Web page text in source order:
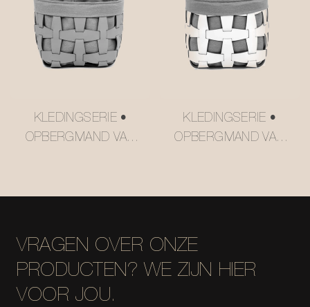
STIJL #MSR2408016
KLEDINGSERIE •
OPBERGMAND VAN
KLEDINGSERIE •
OPBERGMAND VAN
VRAGEN OVER ONZE
PRODUCTEN? WE ZIJN HIER
VOOR JOU.